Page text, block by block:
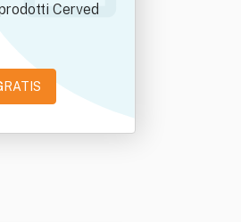
Cerved